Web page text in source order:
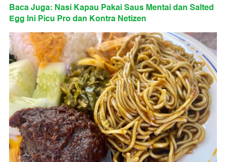
Baca Juga: Nasi Kapau Pakai Saus Mentai dan Salted
Egg Ini Picu Pro dan Kontra Netizen